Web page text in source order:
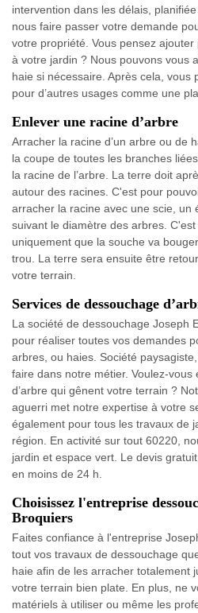
intervention dans les délais,
nous faire passer votre demande
votre propriété. Vous pensez ajouter
à votre jardin ? Nous pouvons vous
haie si nécessaire. Après cela, vous
pour d’autres usages comme une
Enlever une racine d’arbre
Arracher la racine d’un arbre ou de
la coupe de toutes les branches
la racine de l’arbre. La terre doit
autour des racines. C'est pour
arracher la racine avec une scie, un
suivant le diamètre des arbres.
uniquement que la souche va
trou. La terre sera ensuite être
votre terrain.
Services de dessouchage
La société de dessouchage Joseph
pour réaliser toutes vos demandes
arbres, ou haies. Société
faire dans notre métier. Voulez-vous
d’arbre qui gênent votre terrain ?
aguerri met notre expertise à votre
également pour tous les travaux de
région. En activité sur tout 60220,
jardin et espace vert. Le devis
en moins de 24 h.
Choisissez l'entreprise
Broquiers
Faites confiance à l'entreprise
tout vos travaux de dessouchage
haie afin de les arracher totalement
votre terrain bien plate. En plus, ne
matériels à utiliser ou même les